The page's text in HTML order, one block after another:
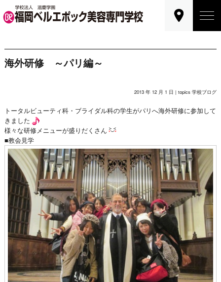
海外研修 ～パリ編～
2013 年 12 月 1 日 |topics 学校ブログ
トータルビューティ科・ブライダル科の学生がパリへ海外研修に参加して
きました
様々な研修メニューが盛りだくさん
■教会見学